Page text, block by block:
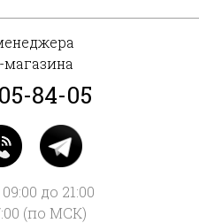
84-05
до 21:00
(по МСК)